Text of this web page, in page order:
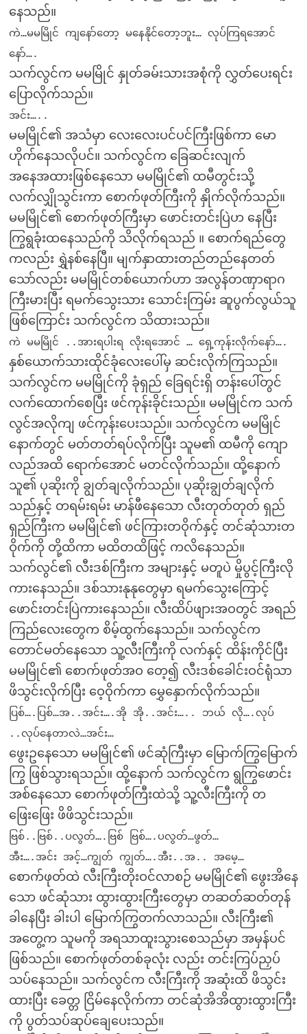
နေသည်။
ကဲ…မမမြိုင် ကျနော်တော့ မနေနိုင်တော့ဘူး… လုပ်ကြရအောင်
နော်….
သက်လွင်က မမမြိုင် နှုတ်ခမ်းသားအစုံကို လွှတ်ပေးရင်း
ပြောလိုက်သည်။
အင်း…..
မမမြိုင်၏ အသံမှာ လေးလေးပင်ပင်ကြီးဖြစ်ကာ မော
ဟိုက်နေသလိုပင်။ သက်လွင်က ခြေဆင်းလျက်
အနေအထားဖြစ်နေသော မမမြိုင်၏ ထမီတွင်းသို့
လက်လျှိုသွင်းကာ စောက်ဖုတ်ကြီးကို နှိုက်လိုက်သည်။
မမမြိုင်၏ စောက်ဖုတ်ကြီးမှာ ဖောင်းတင်းပြဲဟ နေပြီး
ကြွရွခုံးထနေသည်ကို သိလိုက်ရသည် ။ စောက်ရည်တွေ
ကလည်း ရွှဲနစ်နေပြီ။ မျက်နှာထားတည်တည်နေတတ်
သော်လည်း မမမြိုင်တစ်ယောက်ဟာ အလွန်တဏှာရာဂ
ကြီးမားပြီး ရမက်သွေးသား သောင်းကြမ်း ဆူပွက်လွယ်သူ
ဖြစ်ကြောင်း သက်လွင်က သိထားသည်။
ကဲ မမမြိုင် ..အားရပါးရ လိုးရအောင် … ရှေ့ကုန်းလိုက်နော်….
နှစ်ယောက်သားထိုင်ခုံလေးပေါ်မှ ဆင်းလိုက်ကြသည်။
သက်လွင်က မမမြိုင်ကို ခုံရှည် ခြေရင်းရှိ တန်းပေါ်တွင်
လက်ထောက်စေပြီး ဖင်ကုန်းခိုင်းသည်။ မမမြိုင်က သက်
လွင်အလိုကျ ဖင်ကုန်းပေးသည်။ သက်လွင်က မမမြိုင်
နောက်တွင် မတ်တတ်ရပ်လိုက်ပြီး သူမ၏ ထမီကို ကျော
လည်အထိ ရောက်အောင် မတင်လိုက်သည်။ ထို့နောက်
သူ၏ ပုဆိုးကို ချွတ်ချလိုက်သည်။ ပုဆိုးချွတ်ချလိုက်
သည်နှင့် တရမ်းရမ်း မာန်ဖီနေသော လီးတုတ်တုတ် ရှည်
ရှည်ကြီးက မမမြိုင်၏ ဖင်ကြားတဝိုက်နှင့် တင်ဆုံသားတ
ဝိုက်ကို တို့ထိကာ မထိတထိဖြင့် ကလိနေသည်။
သက်လွင်၏ လီးဒစ်ကြီးက အများနှင့် မတူပဲ မှိုပွင့်ကြီးလို
ကားနေသည်။ ဒစ်သားနုနုတွေမှာ ရမက်သွေးကြောင့်
ဖောင်းတင်းပြဲကားနေသည်။ လီးထိပ်ဖျားအဝတွင် အရည်
ကြည်လေးတွေက စိမ့်ထွက်နေသည်။ သက်လွင်က
တောင်မတ်နေသော သူ့လီးကြီးကို လက်နှင့် ထိန်းကိုင်ပြီး
မမမြိုင်၏ စောက်ဖုတ်အဝ တေ့၍ လီးဒစ်ခေါင်းဝင်ရုံသာ
ဖိသွင်းလိုက်ပြီး ဝေ့ဝိုက်ကာ မွှေနှောက်လိုက်သည်။
ပြစ်….ပြစ်…အ..အင်း….အို အို..အင်း….. ဘယ် လို….လုပ်
..လုပ်နေတာလဲ…အင်း…
ဖွေးဥနေသော မမမြိုင်၏ ဖင်ဆုံကြီးမှာ မြောက်ကြွမြောက်
ကြွ ဖြစ်သွားရသည်။ ထို့နောက် သက်လွင်က ရွကြွဖောင်း
အစ်နေသော စောက်ဖုတ်ကြီးထဲသို့ သူ့လီးကြီးကို တ
ဖြေးဖြေး ဖိဖိသွင်းသည်။
ဗြစ်..ဗြစ်..ပလွတ်….ဗြစ် ဗြစ်….ပလွတ်…ဖွတ်…
အီး….အင်း အင့်…ကျွတ် ကျွတ်….အီး..အ.. အမေ့…
စောက်ဖုတ်ထဲ လီးကြီးတိုးဝင်လာစဉ် မမမြိုင်၏ ဖွေးအိနေ
သော ဖင်ဆုံသား ထွားထွားကြီးတွေမှာ တဆတ်ဆတ်တုန်
ခါနေပြီး ခါးပါ မြောက်ကြွတက်လာသည်။ လီးကြီး၏
အတွေ့က သူမကို အရသာထူးသွားစေသည်မှာ အမှန်ပင်
ဖြစ်သည်။ စောက်ဖုတ်တစ်ခုလုံး လည်း တင်းကြပ်ညှပ်
သပ်နေသည်။ သက်လွင်က လီးကြီးကို အဆုံးထိ ဖိသွင်း
ထားပြီး ခေတ္တ ငြိမ်နေလိုက်ကာ တင်ဆုံအိအိထွားထွားကြီး
ကို ပွတ်သပ်ဆုပ်ချေပေးသည်။